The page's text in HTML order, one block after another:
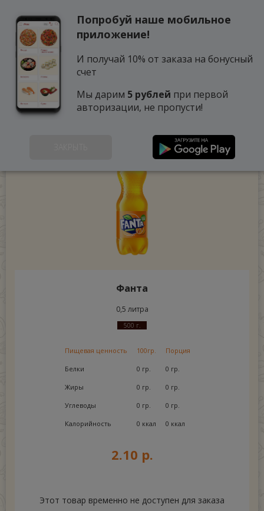
Фанта
0,5 литра
500 г.
Пищевая ценность 100гр. Порция
Белки 0 гр. 0 гр.
Жиры 0 гр. 0 гр.
Углеводы 0 гр. 0 гр.
Калорийность 0 ккал 0 ккал
2.10 р.
Этот товар временно не доступен для заказа
Попробуй наше мобильное
приложение!
И получай 10% от заказа на бонусный
счет
Мы дарим 5 рублей при первой
авторизации, не пропусти!